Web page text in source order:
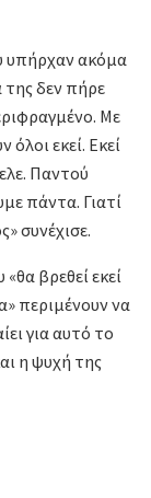
υπήρχαν ακόμα
δεν πήρε
Με
εκεί. Εκεί
Παντού
πάντα. Γιατί
συνέχισε.
βρεθεί εκεί
περιμένουν να
για αυτό το
η ψυχή της